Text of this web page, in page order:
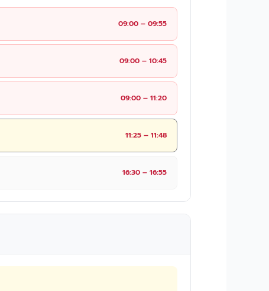
09:00 – 09:55
09:00 – 10:45
09:00 – 11:20
11:25 – 11:48
16:30 – 16:55